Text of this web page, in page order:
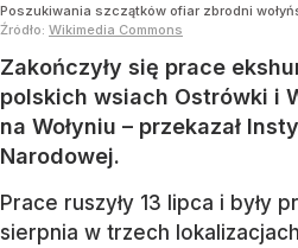
Poszukiwania szczątków ofiar zbrodni
Źródło: Wikimedia Commons
Zakończyły się prace
polskich wsiach Ostrówki i
na Wołyniu – przekazał
Narodowej.
Prace ruszyły 13 lipca i były
sierpnia w trzech